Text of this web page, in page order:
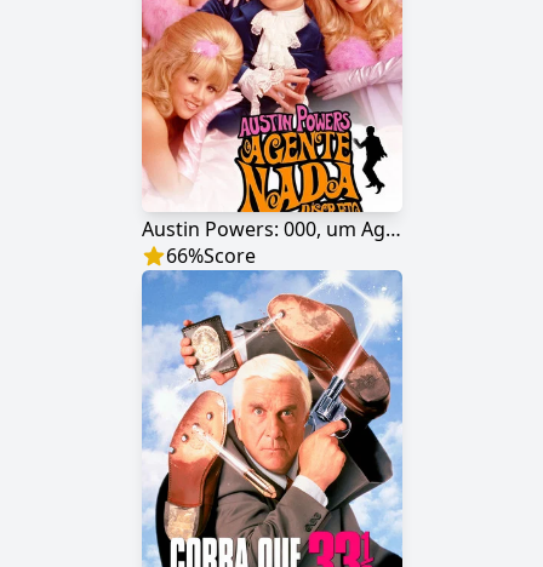
Austin Powers: 000, um Agente Nada Discreto
66%Score